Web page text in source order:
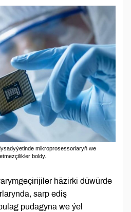
mikroprosessorlaryň we
boldy.
häzirki düwürde
sarp ediş
pudagyna we ýel